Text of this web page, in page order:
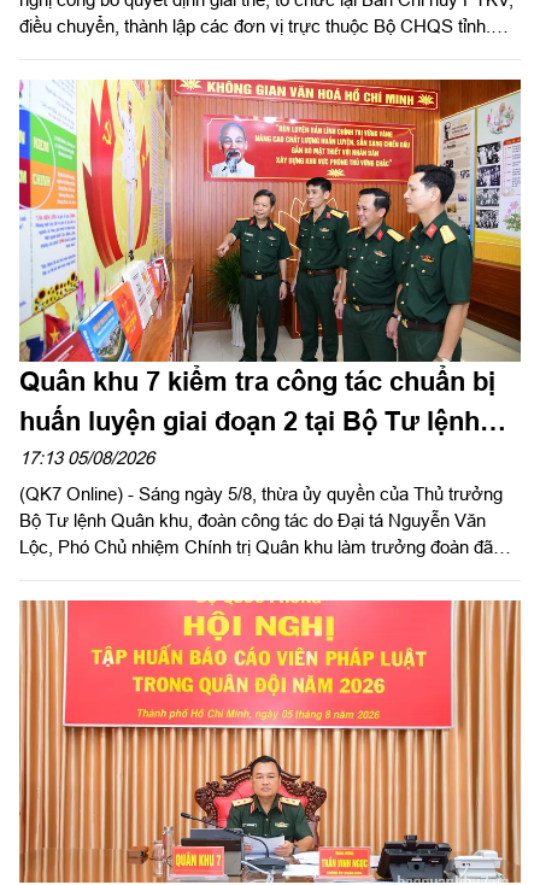
điều chuyển, thành lập các đơn vị trực thuộc Bộ CHQS tỉnh.
Ngọc Hải, Phó Tham mưu trưởng Quân khu dự và phát biểu
chỉ đạo.
Quân khu 7 kiểm tra công tác chuẩn bị
huấn luyện giai đoạn 2 tại Bộ Tư lệnh
Thành phố Hồ Chí Minh
17:13 05/08/2026
(QK7 Online) - Sáng ngày 5/8, thừa ủy quyền của Thủ trưởng
Bộ Tư lệnh Quân khu, đoàn công tác do Đại tá Nguyễn Văn
Lộc, Phó Chủ nhiệm Chính trị Quân khu làm trưởng đoàn đã
năm 2026 tại Trung đoàn Minh Đạm và Ban Chỉ huy Quân sự
(CHQS) phường Tam Long (Bộ Tư lệnh TP Hồ Chí Minh).